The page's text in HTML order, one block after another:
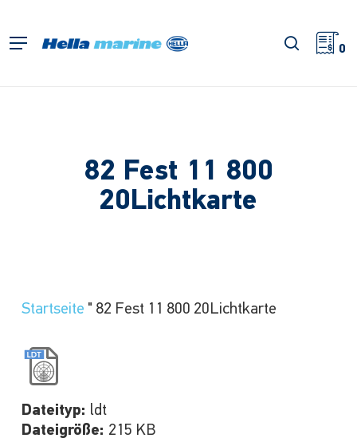
springen
Menü Suche
0
82 Fest 11 800
20Lichtkarte
Startseite " 82 Fest 11 800 20Lichtkarte
Dateityp: ldt
Dateigröße: 215 KB